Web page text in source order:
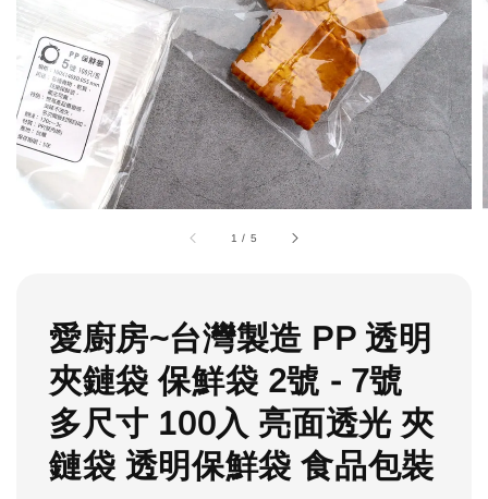
1 / 5
愛廚房~台灣製造 PP 透明
夾鏈袋 保鮮袋 2號 - 7號
多尺寸 100入 亮面透光 夾
鏈袋 透明保鮮袋 食品包裝